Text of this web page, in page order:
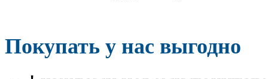
Покупать у нас выгодно